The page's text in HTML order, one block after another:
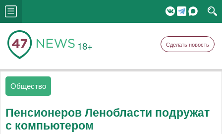
18+ Сделать новость
Общество
Пенсионеров Ленобласти подружат
с компьютером